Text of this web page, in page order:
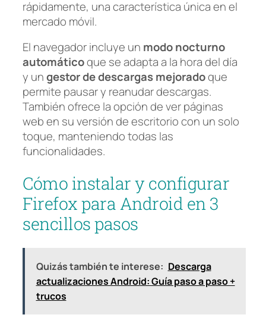
rápidamente, una característica única en el
mercado móvil.
El navegador incluye un modo nocturno
automáticoque se adapta a la hora del día
y ungestor de descargas mejoradoque
permite pausar y reanudar descargas.
También ofrece la opción de ver páginas
web en su versión de escritorio con un solo
toque, manteniendo todas las
funcionalidades.
Cómo instalar y configurar
Firefox para Android en 3
sencillos pasos
Quizás también te interese: Descarga
actualizaciones Android: Guía paso a paso +
trucos